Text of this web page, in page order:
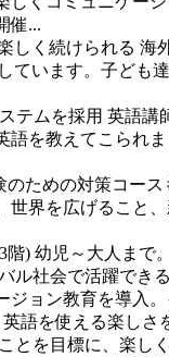
催...
しく続けられる 海
ています。子ども
テムを採用 英語講
を教えてこられ
のための対策コース
世界を広げること
階) 幼児～大人まで
ル社会で活躍でき
ョン教育を導入
語を使える楽しさ
を目標に、楽し